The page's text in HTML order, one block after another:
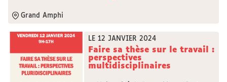
Grand Amphi
LE 12 JANVIER 2024
Faire sa thèse sur le travail :
perspectives
multidisciplinaires